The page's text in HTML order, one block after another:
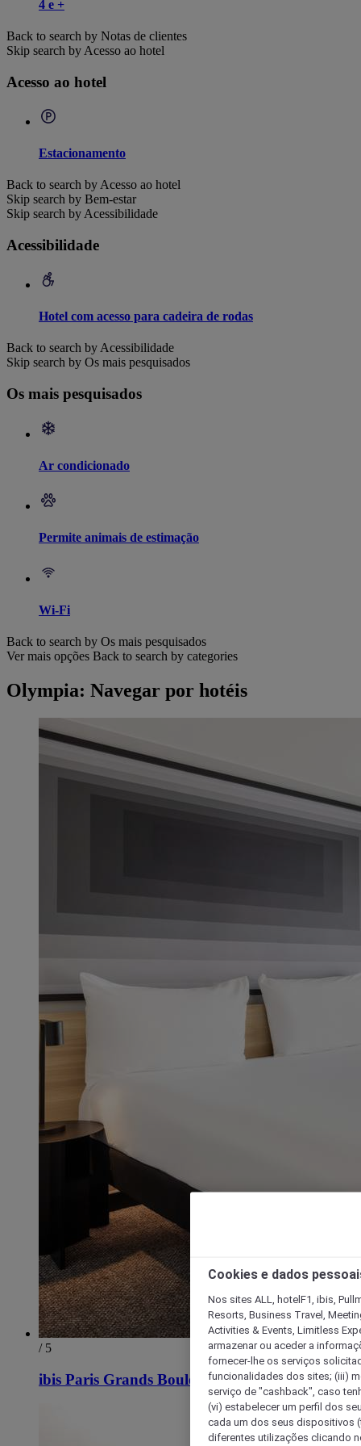
4 e +
Back to search by Notas de clientes
Skip search by Acesso ao hotel
Acesso ao hotel
Estacionamento
Back to search by Acesso ao hotel
Skip search by Bem-estar
Skip search by Acessibilidade
Acessibilidade
Hotel com acesso para cadeira de rodas
Back to search by Acessibilidade
Skip search by Os mais pesquisados
Os mais pesquisados
Ar condicionado
Permite animais de estimação
Wi-Fi
Back to search by Os mais pesquisados
Ver mais opções Back to search by categories
Olympia: Navegar por hotéis
/ 5
ibis Paris Grands Boulevards Opera 9ème
Cookies e dados
Nos sites ALL, hotelF1, ibis,
Resorts, Business Travel,
Activities & Events, Limitless
armazenar ou aceder a
fornecer-lhe os serviços
funcionalidades dos sites; (iii)
serviço de "cashback", caso
(vi) estabelecer um perfil dos
cada um dos seus dispositivos
diferentes utilizações clicando